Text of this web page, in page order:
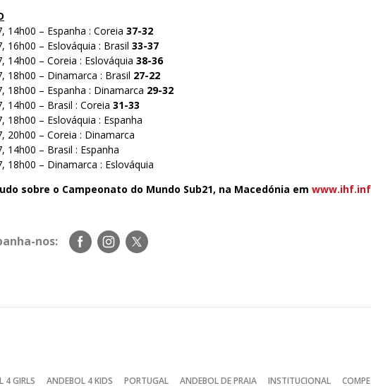
14h00 – Espanha : Coreia37-32
16h00 – Eslováquia : Brasil33-37
14h00 – Coreia : Eslováquia38-36
18h00 – Dinamarca : Brasil 27-22
18h00 – Espanha : Dinamarca 29-32
14h00 – Brasil : Coreia31-33
18h00 – Eslováquia : Espanha
20h00 – Coreia : Dinamarca
14h00 – Brasil : Espanha
18h00 – Dinamarca : Eslováquia
sobre o Campeonato do Mundo Sub21, na Macedónia em
nos:
Siga-
nos
Siga-
nos
Siga-
nos
4 GIRLS ANDEBOL 4 KIDS PORTUGAL ANDEBOL DE PRAIA INSTITUCIONAL